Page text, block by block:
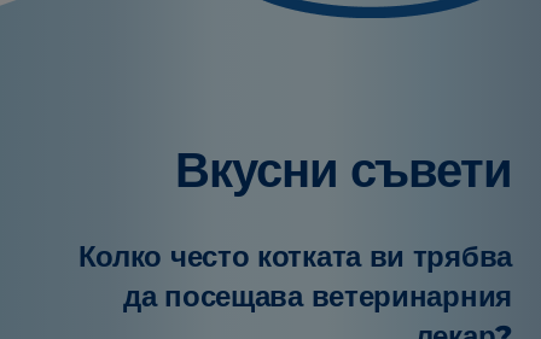
Вкусни съвети
Колко често котката ви трябва
да посещава ветеринарния